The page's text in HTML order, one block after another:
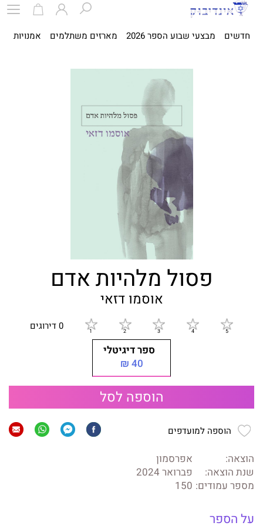
חדשים מבצעי שבוע הספר 2026 מארזים משתלמים אמנויות
פסול מלהיות אדם
אוסמו דזאי
0 דירוגים
ספר דיגיטלי
40 ₪
הוספה לסל
הוספה למועדפים
הוצאה:
אפרסמון
שנת הוצאה:
פברואר 2024
מספר עמודים: 150
על הספר